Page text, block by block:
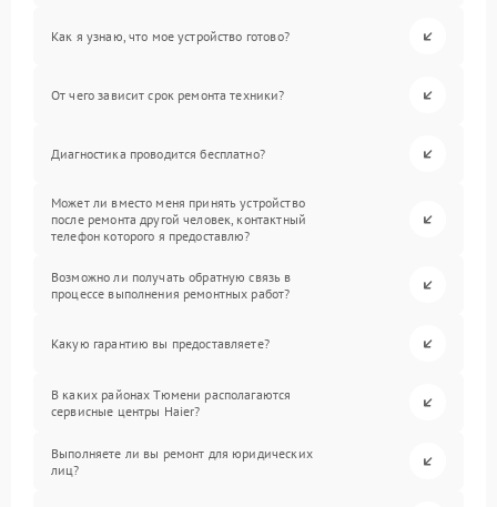
Как я узнаю, что мое устройство готово?
От чего зависит срок ремонта техники?
Диагностика проводится бесплатно?
Может ли вместо меня принять устройство
после ремонта другой человек, контактный
телефон которого я предоставлю?
Возможно ли получать обратную связь в
процессе выполнения ремонтных работ?
Какую гарантию вы предоставляете?
В каких районах Тюмени располагаются
сервисные центры Haier?
Выполняете ли вы ремонт для юридических
лиц?